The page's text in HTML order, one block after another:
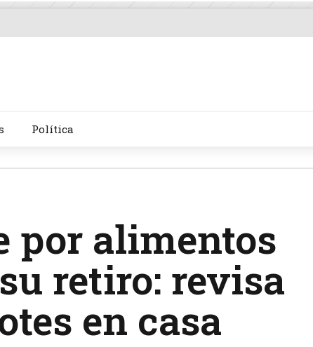
Política
por alimentos
retiro: revisa
en casa